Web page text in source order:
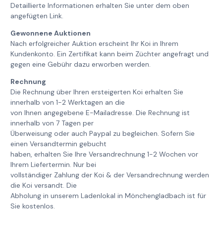
Detaillierte Informationen erhalten Sie unter dem oben
angefügten Link.
Gewonnene Auktionen
Nach erfolgreicher Auktion erscheint Ihr Koi in Ihrem
Kundenkonto. Ein Zertifikat kann beim Züchter angefragt und
gegen eine Gebühr dazu erworben werden.
Rechnung
Die Rechnung über Ihren ersteigerten Koi erhalten Sie
innerhalb von 1-2 Werktagen an die
von Ihnen angegebene E-Mailadresse. Die Rechnung ist
innerhalb von 7 Tagen per
Überweisung oder auch Paypal zu begleichen. Sofern Sie
einen Versandtermin gebucht
haben, erhalten Sie Ihre Versandrechnung 1-2 Wochen vor
Ihrem Liefertermin. Nur bei
vollständiger Zahlung der Koi & der Versandrechnung werden
die Koi versandt. Die
Abholung in unserem Ladenlokal in Mönchengladbach ist für
Sie kostenlos.